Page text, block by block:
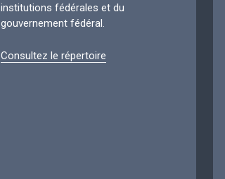
institutions fédérales et du
gouvernement fédéral.
Consultez le répertoire